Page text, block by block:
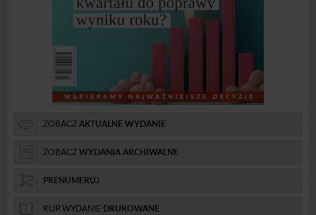
ZOBACZAKTUALNE WYDANIE
ZOBACZWYDANIA ARCHIWALNE
PRENUMERUJ
KUP WYDANIE DRUKOWANE